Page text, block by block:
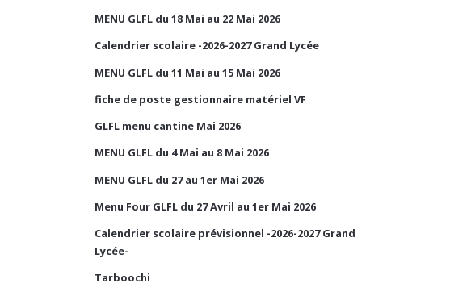
MENU GLFL du 18 Mai au 22 Mai 2026
Calendrier scolaire -2026-2027 Grand Lycée
MENU GLFL du 11 Mai au 15 Mai 2026
fiche de poste gestionnaire matériel VF
GLFL menu cantine Mai 2026
MENU GLFL du 4 Mai au 8 Mai 2026
MENU GLFL du 27 au 1er Mai 2026
Menu Four GLFL du 27 Avril au 1er Mai 2026
Calendrier scolaire prévisionnel -2026-2027 Grand
Lycée-
Tarboochi